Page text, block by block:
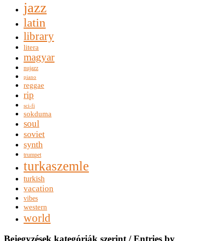
jazz
latin
library
litera
magyar
nujazz
piano
reggae
rip
sci-fi
sokduma
soul
soviet
synth
trumpet
turkaszemle
turkish
vacation
vibes
western
world